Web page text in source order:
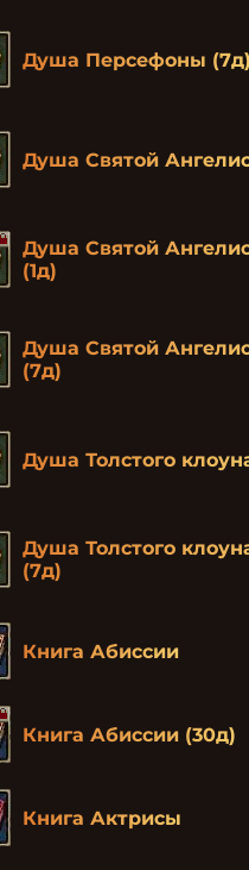
Душа Персефоны (7д)
Душа Святой
Душа Святой
(1д)
Душа Святой
(7д)
Душа Толстого
Душа Толстого
(7д)
Книга Абиссии
Книга Абиссии (30д)
Книга Актрисы